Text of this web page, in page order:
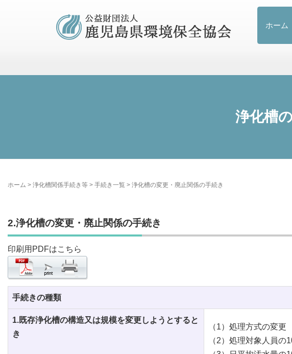
ホーム
浄化槽
ホーム > 浄化槽関係手続き等 > 手続き一覧 > 浄化槽の変更・廃止関係の手続き
2.浄化槽の変更・廃止関係の手続き
印刷用PDFはこちら
手続きの種類
1.既存浄化槽の構造又は規模を変更しようとすると
き
（1）処理方式の変更
（2）処理対象人員の